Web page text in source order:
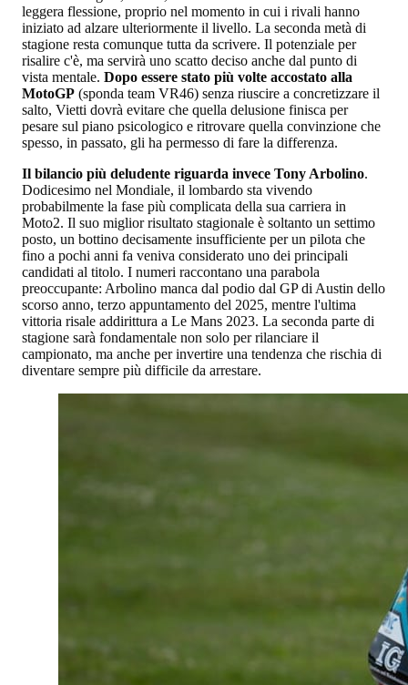
leggera flessione, proprio nel momento in cui i rivali hanno
iniziato ad alzare ulteriormente il livello. La seconda metà di
stagione resta comunque tutta da scrivere. Il potenziale per
risalire c'è, ma servirà uno scatto deciso anche dal punto di
vista mentale. Dopo essere stato più volte accostato alla
MotoGP (sponda team VR46) senza riuscire a concretizzare il
salto, Vietti dovrà evitare che quella delusione finisca per
pesare sul piano psicologico e ritrovare quella convinzione che
spesso, in passato, gli ha permesso di fare la differenza.
Il bilancio più deludente riguarda invece Tony Arbolino.
Dodicesimo nel Mondiale, il lombardo sta vivendo
probabilmente la fase più complicata della sua carriera in
Moto2. Il suo miglior risultato stagionale è soltanto un settimo
posto, un bottino decisamente insufficiente per un pilota che
fino a pochi anni fa veniva considerato uno dei principali
candidati al titolo. I numeri raccontano una parabola
preoccupante: Arbolino manca dal podio dal GP di Austin dello
scorso anno, terzo appuntamento del 2025, mentre l'ultima
vittoria risale addirittura a Le Mans 2023. La seconda parte di
stagione sarà fondamentale non solo per rilanciare il
campionato, ma anche per invertire una tendenza che rischia di
diventare sempre più difficile da arrestare.